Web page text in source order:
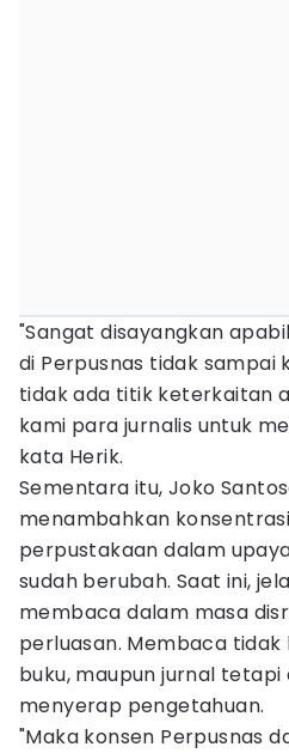
"Sangat disayangkan
di Perpusnas tidak
tidak ada titik keterkaitan
kami para jurnalis untuk
kata Herik.
Sementara itu, Joko
menambahkan
perpustakaan dalam
sudah berubah. Saat ini,
membaca dalam masa
perluasan. Membaca
buku, maupun jurnal tetapi
menyerap pengetahuan.
"Maka konsen Perpusnas